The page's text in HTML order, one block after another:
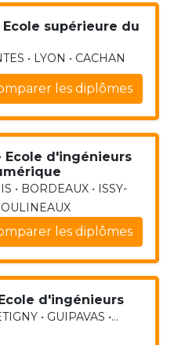
Ecole supérieure du
• LYON • CACHAN
les diplômes
Ecole d'ingénieurs
• BORDEAUX • ISSY-
les diplômes
Ecole d'ingénieurs
• GUIPAVAS •...